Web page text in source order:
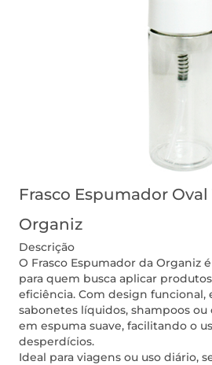
Frasco Espumador Oval
Organiz
Descrição
O Frasco Espumador da Organiz
para quem busca aplicar
eficiência. Com design funcional,
sabonetes líquidos, shampoos
em espuma suave, facilitando o
desperdícios.
Ideal para viagens ou uso diário,